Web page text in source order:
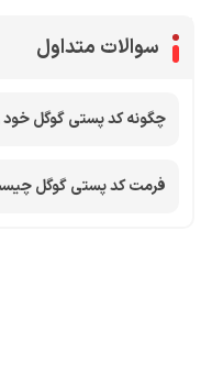
سوالات متداول
چگونه کد پستی گوگل خود
فرمت کد پستی گوگل